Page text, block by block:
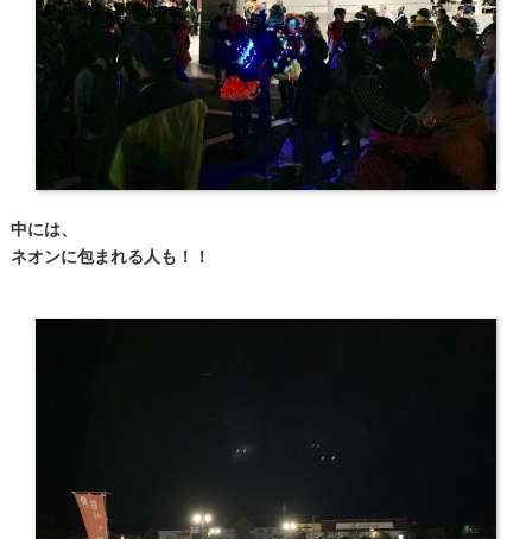
中には、
ネオンに包まれる人も！！